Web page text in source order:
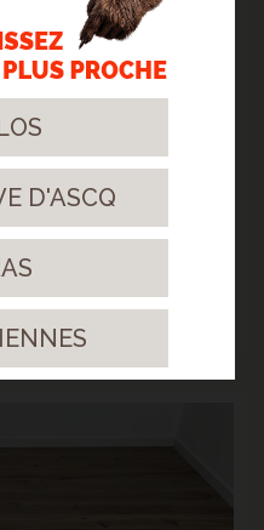
ANIMOSO -
l'harmonie existante.
D'ASCQ